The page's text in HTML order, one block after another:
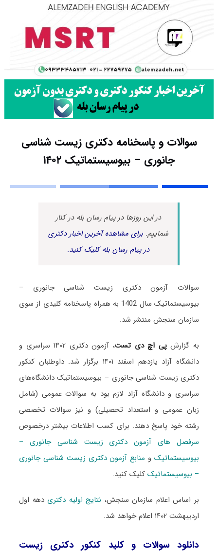
سوالات و پاسخنامه دکتری زیست شناسی
جانوری – بیوسیستماتیک ۱۴۰۲
در این روزها در پیام رسان بله در کنار
شماییم.برای مشاهده آخرین اخبار دکتری
در پیام رسان بله کلیک کنید.
سوالات آزمون دکتری زیست شناسی جانوری –
بیوسیستماتیک سال 1402 به همراه پاسخنامه کلیدی از سوی
سازمان سنجش منتشر شد.
به گزارشپی اچ دی تست
، آزمون دکتری ۱۴۰۲ سراسری و
دانشگاه آزاد یازدهم اسفند ۱۴۰۱ برگزار شد. داوطلبان کنکور
دکتری زیست شناسی جانوری – بیوسیستماتیک دانشگاه‌های
سراسری و دانشگاه آزاد لازم بود به سوالات عمومی (شامل
زبان عمومی و استعداد تحصیلی) و نیز سوالات تخصصی
رشته خود پاسخ دهند. برای کسب اطلاعات بیشتر درخصوص
سرفصل های آزمون دکتری زیست شناسی جانوری –
بیوسیستماتیکو منابع آزمون دکتری زیست شناسی جانوری
– بیوسیستماتیککلیک کنید.
بر اساس اعلام سازمان سنجش، نتایج اولیه دکتری دهه اول
اردیبهشت ۱۴۰۲ اعلام خواهد شد.
دانلود سوالات و کلید کنکور دکتری زیست